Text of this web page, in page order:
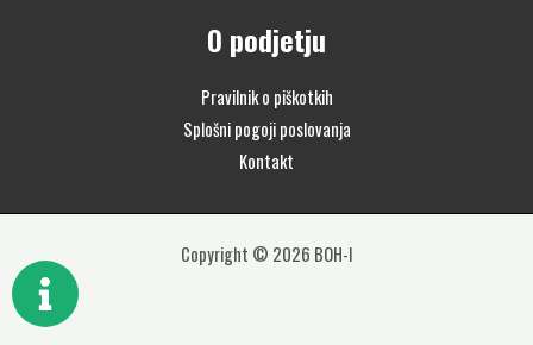
O podjetju
Pravilnik o piškotkih
Splošni pogoji poslovanja
Kontakt
Copyright © 2026 BOH-I